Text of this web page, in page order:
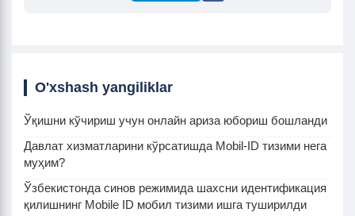
O'xshash yangiliklar
Ўқишни кўчириш учун онлайн ариза юбориш бошланди
Давлат хизматларини кўрсатишда Mobil-ID тизими нега
муҳим?
Ўзбекистонда синов режимида шахсни идентификация
қилишнинг Mobile ID мобил тизими ишга туширилди